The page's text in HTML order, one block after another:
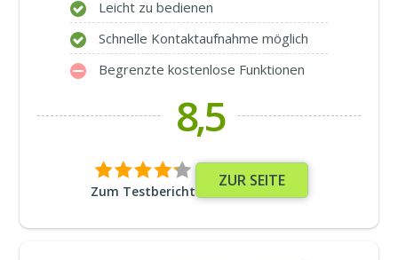
Leicht zu bedienen
Schnelle Kontaktaufnahme möglich
Begrenzte kostenlose Funktionen
8,5
Zum Testbericht
ZUR SEITE